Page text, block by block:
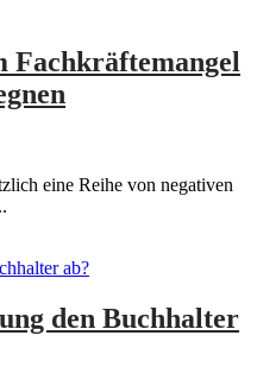
Fachkräftemangel
eine Reihe von negativen
den Buchhalter